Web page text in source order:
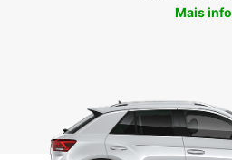
Mais info